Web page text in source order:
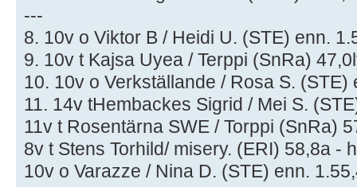
---
8. 10v o Viktor B / Heidi U. (STE) enn.
9. 10v t Kajsa Uyea / Terppi (SnRa)
10. 10v o Verkställande / Rosa S. (STE)
11. 14v tHembackes Sigrid / Mei S.
11v t Rosentärna SWE / Torppi (SnRa)
8v t Stens Torhild/ misery. (ERI) 58,8a -
10v o Varazze / Nina D. (STE) enn.